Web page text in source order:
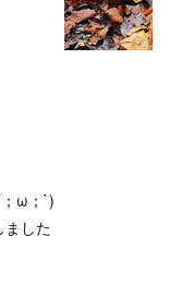
ω；`)
ました